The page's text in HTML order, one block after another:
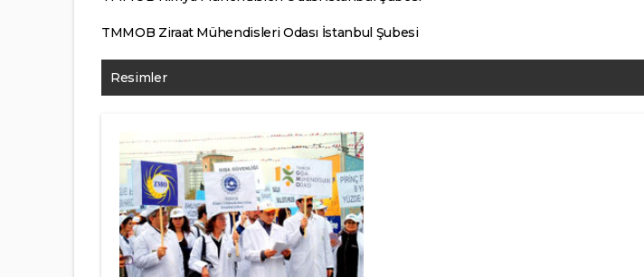
TMMOB Ziraat Mühendisleri Odası İstanbul Şubesi
Resimler